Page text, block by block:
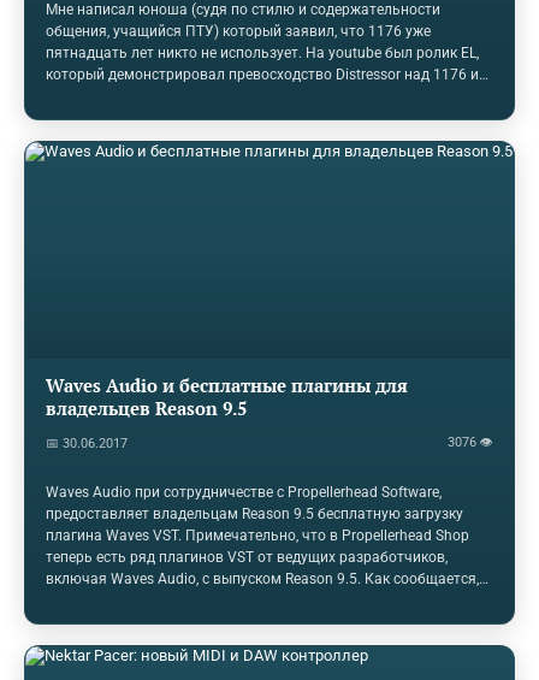
Мне написал юноша (судя по стилю и содержательности
общения, учащийся ПТУ) который заявил, что 1176 уже
пятнадцать лет никто не использует. На youtube был ролик EL,
который демонстрировал превосходство Distressor над 1176 и
остальные ролики (не имеющие отношения к EL) доказывают
обратное, почему Distressor сухонький и дохленький, а 1176
сохраняет или даже вдыхает жизнь в дорожку?Потому что если
Waves Audio и бесплатные плагины для
владельцев Reason 9.5
📅 30.06.2017 3076 👁
Waves Audio при сотрудничестве с Propellerhead Software,
предоставляет владельцам Reason 9.5 бесплатную загрузку
плагина Waves VST. Примечательно, что в Propellerhead Shop
теперь есть ряд плагинов VST от ведущих разработчиков,
включая Waves Audio, с выпуском Reason 9.5. Как сообщается,
9.5 теперь предлагает поддержку VST-плагинов, а также
возможность добавления плагинов VST в Combinators с
собственными устройствами Reason. Все владельцы Reason 9.5